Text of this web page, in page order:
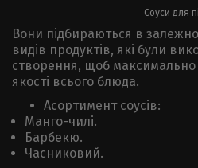
Соуси для
Вони підбираються в
видів продуктів, які були
створення, щоб максимально
якості всього блюда.
Асортимент соусів:
Манго-чилі.
Барбекю.
Часниковий.